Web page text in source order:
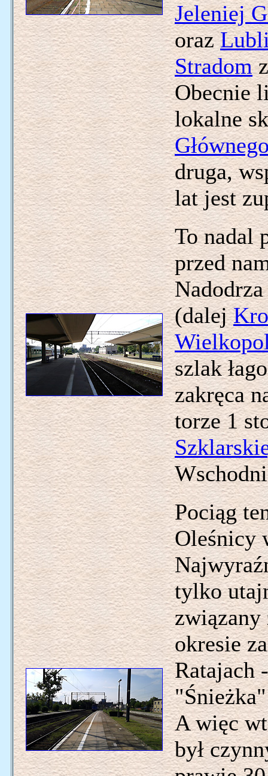
Jeleniej
oraz
Stradom
Obecnie
lokalne
druga,
lat jest
To nadal
przed
(dalej
szlak
zakręca
torze 1
Pociąg
Oleśnicy
tylko
związany
okresie
Ratajach
A więc
był